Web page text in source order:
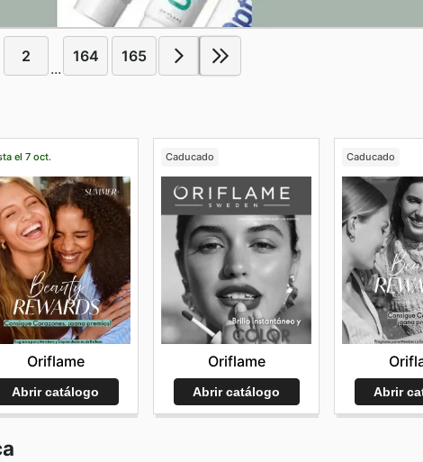
2
...
164 165
el 7 oct.
Oriflame
Abrir catálogo
Caducado
Oriflame
Abrir catálogo
Caducado
Abrir